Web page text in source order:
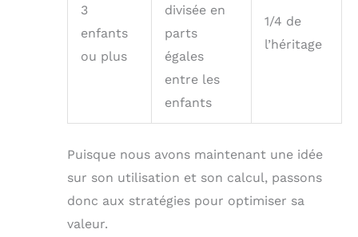
3
enfants
ou plus
divisée en
parts
égales
entre les
enfants
1/4 de
l’héritage
Puisque nous avons maintenant une idée
sur son utilisation et son calcul, passons
donc aux stratégies pour optimiser sa
valeur.